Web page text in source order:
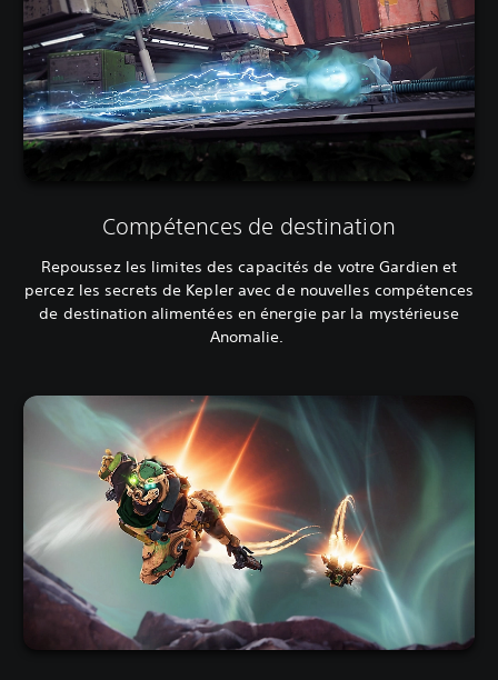
Compétences de destination
Repoussez les limites des capacités de votre Gardien et
percez les secrets de Kepler avec de nouvelles compétences
de destination alimentées en énergie par la mystérieuse
Anomalie.